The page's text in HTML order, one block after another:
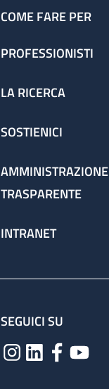
COME FARE PER
PROFESSIONISTI
LA RICERCA
SOSTIENICI
AMMINISTRAZIONE
TRASPARENTE
INTRANET
SEGUICI SU